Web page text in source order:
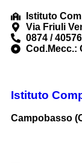
Istituto
Via Friuli
0874 /
Cod.Mecc.:
Istituto
Campobasso